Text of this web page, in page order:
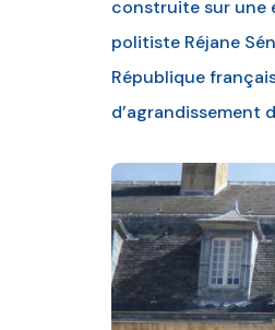
construite sur une
politiste Réjane
République
d’agrandissement